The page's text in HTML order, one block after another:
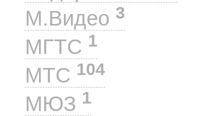
М.Видео 3
МГТС 1
МТС 104
МЮЗ 1